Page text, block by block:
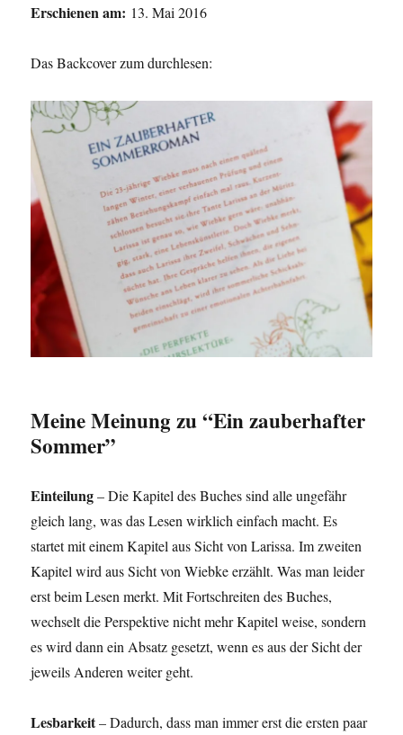
Erschienen am: 13. Mai 2016
Das Backcover zum durchlesen:
Meine Meinung zu “Ein zauberhafter
Sommer”
Einteilung– Die Kapitel des Buches sind alle ungefähr
gleich lang, was das Lesen wirklich einfach macht. Es
startet mit einem Kapitel aus Sicht von Larissa. Im zweiten
Kapitel wird aus Sicht von Wiebke erzählt. Was man leider
erst beim Lesen merkt. Mit Fortschreiten des Buches,
wechselt die Perspektive nicht mehr Kapitel weise, sondern
es wird dann ein Absatz gesetzt, wenn es aus der Sicht der
jeweils Anderen weiter geht.
Lesbarkeit– Dadurch, dass man immer erst die ersten paar